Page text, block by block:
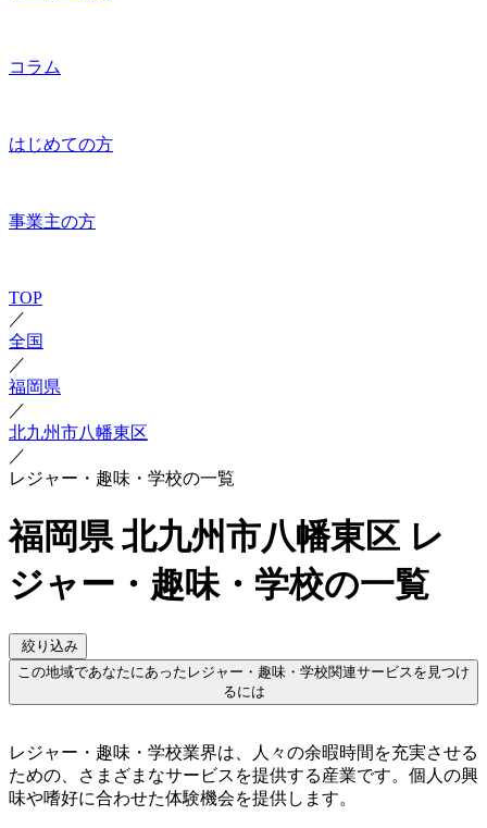
コラム
はじめての方
事業主の方
TOP
／
全国
／
福岡県
／
北九州市八幡東区
／
レジャー・趣味・学校の一覧
福岡県 北九州市八幡東区 レ
ジャー・趣味・学校の一覧
絞り込み
この地域であなたにあったレジャー・趣味・学校関連サービスを見つけ
るには
レジャー・趣味・学校業界は、人々の余暇時間を充実させる
ための、さまざまなサービスを提供する産業です。個人の興
味や嗜好に合わせた体験機会を提供します。